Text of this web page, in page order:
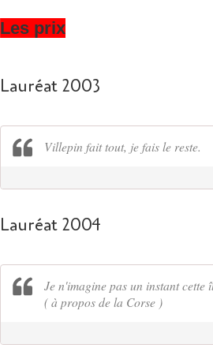
Les prix
Lauréat 2003
Villepin fait tout, je fais le reste.
Lauréat 2004
Je n'imagine pas un instant cette
( à propos de la Corse )